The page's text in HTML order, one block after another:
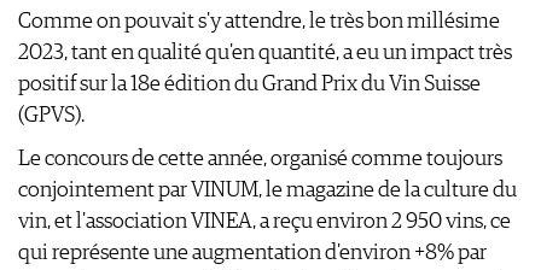
Comme on pouvait s'y attendre, le très bon millésime
2023, tant en qualité qu'en quantité, a eu un impact très
positif sur la 18e édition du Grand Prix du Vin Suisse
(GPVS).
Le concours de cette année, organisé comme toujours
conjointement par VINUM, le magazine de la culture du
vin, et l'association VINEA, a reçu environ 2 950 vins, ce
qui représente une augmentation d'environ +8% par